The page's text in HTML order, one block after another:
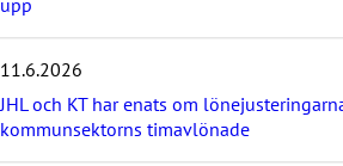
e
n
y
h
e
11.6.2026
JHL och KT har enats om
kommunsektorns timavlönade